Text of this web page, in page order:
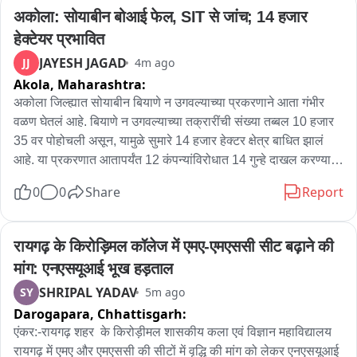
सवालों के जवाब अब पोस्टमार्टम रिपोर्ट और पुलिस जांच के बाद ही सामने
आएंगे। फिलहाल पुलिस हर पहलू की गहनता से जांच कर रही है।
रामरेखा लौट रहे थे। इसी दौरान लंगड़ा टोली के पास ट्रेलर के कारण
पिकअप वैन अनियंत्रित होकर पलट गई। सूचना मिलते ही पुलिस मौके पर
पहुंची और स्थानीय लोगों की मदद से घायलों को अस्पताल पहुंचाया। पुलिस
मामले की जांच कर रही है।
अकोला: सोयाबीन बोआई फेल, SIT से जांच; 14 हजार
हेक्टेयर प्रभावित
JJ JAYESH JAGAD 4m ago
Akola, Maharashtra:
अकोला जिल्ह्यात सोयाबीन बियाणे न उगवल्याच्या प्रकरणाने आता गंभीर
वळण घेतलं आहे. बियाणे न उगवल्याच्या तक्रारींची संख्या तब्बल 10 हजार
35 वर पोहोचली असून, यामुळे सुमारे 14 हजार हेक्टर क्षेत्र बाधित झालं
आहे. या प्रकरणात आतापर्यंत 12 कंपन्यांविरोधात 14 गुन्हे दाखल करण्यात
चौकशीसाठी SIT स्थापन करण्यात आली आहे. सोयाबीन बियाण्यांच्या उगवण
वेळोवेळी हा बोगस बियाण्यांचा मुद्दा लावून धरला होता. तर मुर्तीजापूरचे भाजप
आमदार हरीश पिंपळे यांनीही हा प्रश्न विधानसभेत उपस्थित करून दोषींवर
कारवाईची मागणी केली होती. आता या प्रकरणाची चौकशी SIT मार्फत केली
जाणार आहे. जिल्हा पोलीस अधीक्षकांसह जिल्ह्यातील सर्व पोलीस ठाण्यांचे
अधिकारी आणि कृषी विभागाचे अधिकारी थेट शेतकऱ्यांच्या बांधावर जाऊन
पाहणी करणार आहेत. बियाणे नेमके कोणत्या कारणामुळे उगवले नाही,
त्यामध्ये बियाण्यांचा दोष आहे की अन्य काही कारणं आहेत, याचा सखोल
0 0 Share Report
रायगढ़ के किरोड़िमल कॉलेज में एमए-एमएससी सीट बढ़ाने की
मांग: एनएसयूआई भूख हड़ताल
SY SHRIPAL YADAV 5m ago
Darogapara, Chhattisgarh:
एंकर:-रायगढ़ शहर  के किरोड़ीमल शासकीय कला एवं विज्ञान महाविद्यालय
रायगढ़ में एमए और एमएससी की सीटों में वृद्धि की मांग को लेकर एनएसयूआई